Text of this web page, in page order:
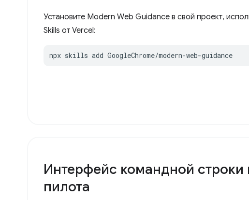
Установите Modern Web Guidance в свой проект,
Skills от Vercel:
npx skills add GoogleChrome/modern-web-guidance
Интерфейс командной строки
пилота